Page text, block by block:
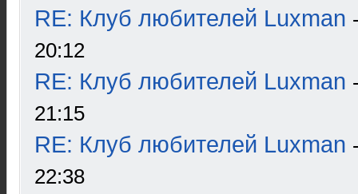
RE: Клуб любителей Luxman
20:12
RE: Клуб любителей Luxman
21:15
RE: Клуб любителей Luxman
22:38